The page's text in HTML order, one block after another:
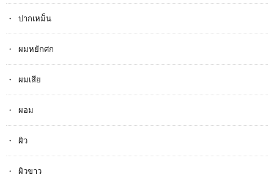
ปากเหม็น
ผมหยักศก
ผมเสีย
ผอม
ผิว
ผิวขาว